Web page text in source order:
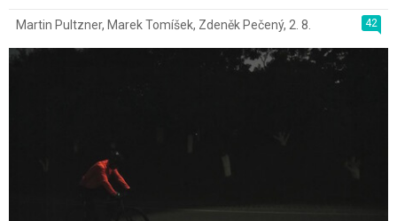
42
Martin Pultzner, Marek Tomíšek, Zdeněk Pečený, 2. 8.